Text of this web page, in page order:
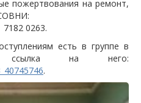
пожертвования на ремонт,
0263.
есть в группе в
ссылка на него:
.